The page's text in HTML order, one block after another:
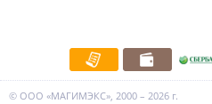
© ООО «МАГИМЭКС», 2000 – 2026 г.